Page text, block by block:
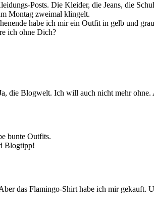
Posts. Die Kleider, die Jeans, die
Montag zweimal klingelt.
habe ich mir ein Outfit in gelb und
ich ohne Dich?
die Blogwelt. Ich will auch nicht mehr
bunte Outfits.
Blogtipp!
das Flamingo-Shirt habe ich mir gekauft.